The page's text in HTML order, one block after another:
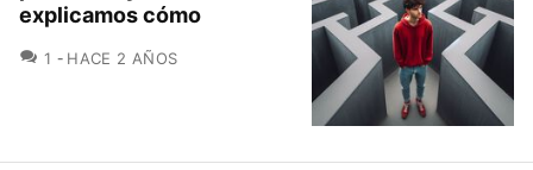
explicamos cómo
1 COMENTARIOS
HACE 2 AÑOS